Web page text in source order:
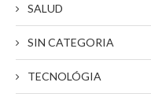
SALUD
SIN CATEGORIA
TECNOLÓGIA